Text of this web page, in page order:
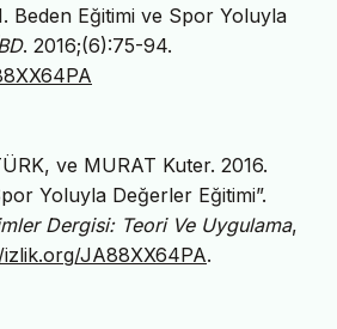
Beden Eğitimi ve Spor Yoluyla
. 2016;(6):75-94.
ve MURAT Kuter. 2016.
Yoluyla Değerler Eğitimi”.
Dergisi: Teori Ve Uygulama,
JA88XX64PA.